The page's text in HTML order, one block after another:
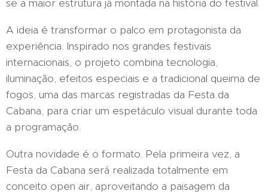
se a maior estrutura já montada na história do festival.
A ideia é transformar o palco em protagonista da
experiência. Inspirado nos grandes festivais
internacionais, o projeto combina tecnologia,
iluminação, efeitos especiais e a tradicional queima de
fogos, uma das marcas registradas da Festa da
Cabana, para criar um espetáculo visual durante toda
a programação.
Outra novidade é o formato. Pela primeira vez, a
Festa da Cabana será realizada totalmente em
conceito open air, aproveitando a paisagem da